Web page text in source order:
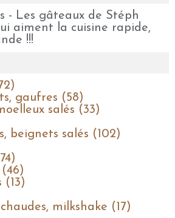
aiment la cuisine rapide,
!!!
gaufres (58)
salés (33)
beignets salés (102)
(13)
milkshake (17)